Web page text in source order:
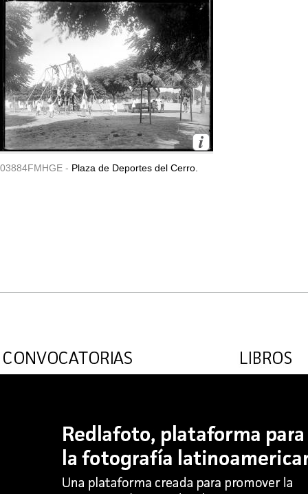
03884FMHGE - Plaza de Deportes del Cerro.